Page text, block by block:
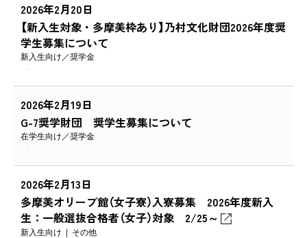
2026年2月20日
【新入生対象・多摩美枠あり】乃村文化財団2026年度奨
学生募集について
新入生向け 奨学金
2026年2月19日
G-7奨学財団 奨学生募集について
在学生向け 奨学金
2026年2月13日
多摩美オリーブ館（女子寮）入寮募集 2026年度新入
生：一般選抜合格者（女子）対象 2/25～
新入生向け その他